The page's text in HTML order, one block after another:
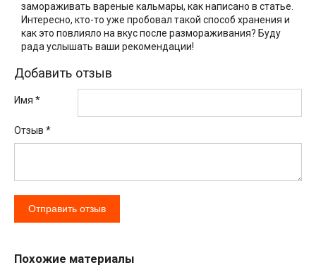
замораживать вареные кальмары, как написано в статье.
Интересно, кто-то уже пробовал такой способ хранения и
как это повлияло на вкус после размораживания? Буду
рада услышать ваши рекомендации!
Добавить отзыв
Имя *
Отзыв *
Похожие материалы